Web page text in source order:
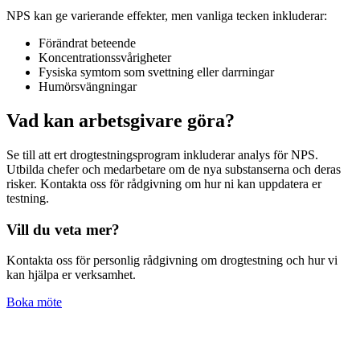
NPS kan ge varierande effekter, men vanliga tecken inkluderar:
Förändrat beteende
Koncentrationssvårigheter
Fysiska symtom som svettning eller darrningar
Humörsvängningar
Vad kan arbetsgivare göra?
Se till att ert drogtestningsprogram inkluderar analys för NPS.
Utbilda chefer och medarbetare om de nya substanserna och deras
risker. Kontakta oss för rådgivning om hur ni kan uppdatera er
testning.
Vill du veta mer?
Kontakta oss för personlig rådgivning om drogtestning och hur vi
kan hjälpa er verksamhet.
Boka möte